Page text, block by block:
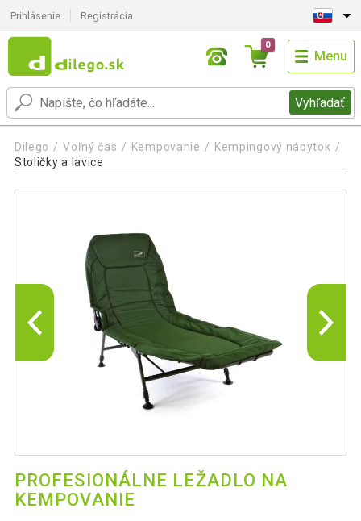
Prihlásenie Registrácia
Vyhľadať
0
Menu
Dilego Voľný čas Kempovanie
Kempingový nábytok
Stoličky a lavice
PROFESIONÁLNE LEŽADLO NA
KEMPOVANIE